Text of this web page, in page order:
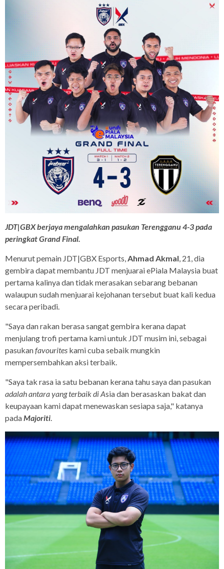
JDT|GBX berjaya mengalahkan pasukan Terengganu 4-3 pada
peringkat Grand Final.
Menurut pemain JDT|GBX Esports,Ahmad Akmal, 21, dia
gembira dapat membantu JDT menjuarai ePiala Malaysia buat
pertama kalinya dan tidak merasakan sebarang bebanan
walaupun sudah menjuarai kejohanan tersebut buat kali kedua
secara peribadi.
"Saya dan rakan berasa sangat gembira kerana dapat
menjulang trofi pertama kami untuk JDT musim ini, sebagai
pasukanfavourites kami cuba sebaik mungkin
mempersembahkan aksi terbaik.
"Saya tak rasa ia satu bebanan kerana tahu saya dan pasukan
adalah antara yang terbaik di Asia dan berasaskan bakat dan
keupayaan kami dapat menewaskan sesiapa saja," katanya
padaMajoriti.